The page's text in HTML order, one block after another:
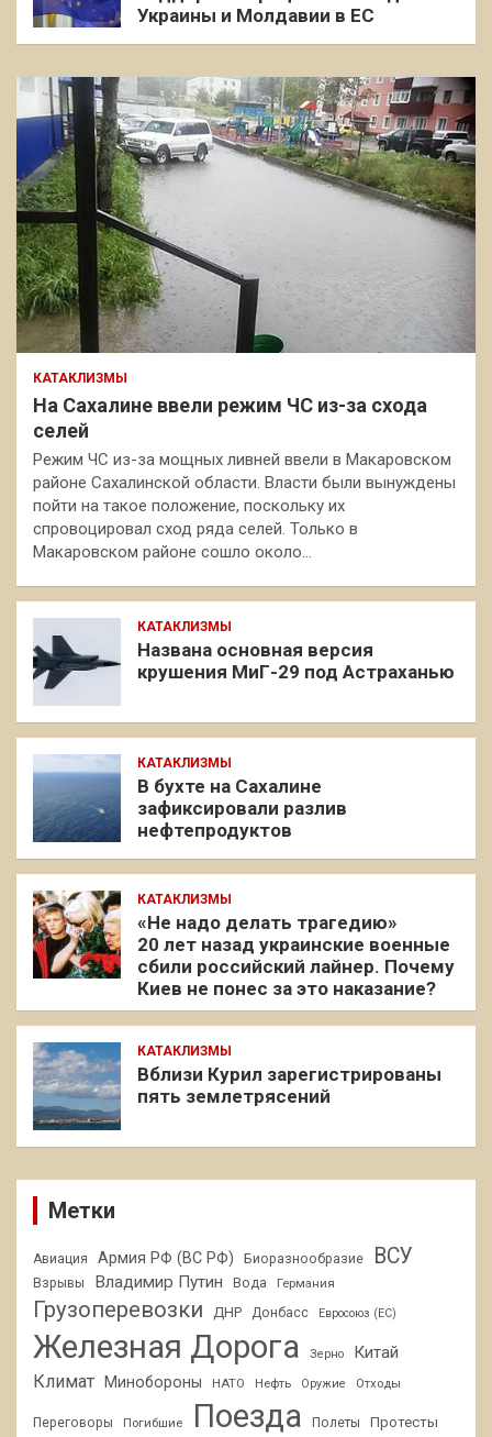
Украины и Молдавии в ЕС
КАТАКЛИЗМЫ
На Сахалине ввели режим ЧС из-за схода
селей
Режим ЧС из-за мощных ливней ввели в Макаровском
районе Сахалинской области. Власти были вынуждены
пойти на такое положение, поскольку их
спровоцировал сход ряда селей. Только в
Макаровском районе сошло около…
КАТАКЛИЗМЫ
Названа основная версия
крушения МиГ-29 под Астраханью
КАТАКЛИЗМЫ
В бухте на Сахалине
зафиксировали разлив
нефтепродуктов
КАТАКЛИЗМЫ
«Не надо делать трагедию»
20 лет назад украинские военные
сбили российский лайнер. Почему
Киев не понес за это наказание?
КАТАКЛИЗМЫ
Вблизи Курил зарегистрированы
пять землетрясений
Метки
Авиация Армия РФ (ВС РФ) Биоразнообразие ВСУ
Взрывы Владимир Путин Вода Германия
Грузоперевозки ДНР Донбасс Евросоюз (ЕС)
Железная Дорога Зерно Китай
Климат Минобороны НАТО Нефть Оружие Отходы
Переговоры Погибшие Поезда Полеты Протесты